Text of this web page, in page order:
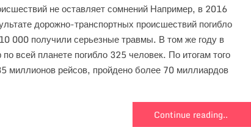
не оставляет сомнений Например, в 2016
дорожно-транспортных происшествий погибло
000 получили серьезные травмы. В том же году в
всей планете погибло 325 человек. По итогам того
миллионов рейсов, пройдено более 70 миллиардов
Continue reading..